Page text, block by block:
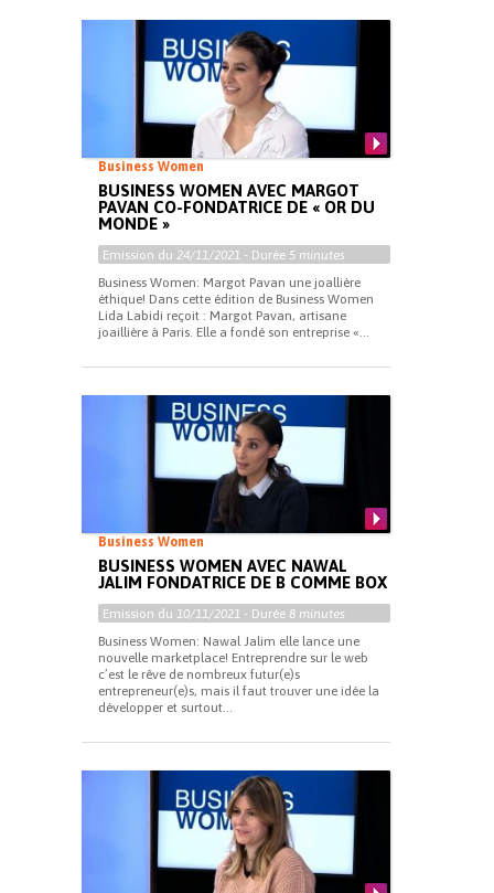
Business Women
BUSINESS WOMEN AVEC MARGOT
PAVAN CO-FONDATRICE DE « OR DU
MONDE »
Emission du 24/11/2021 - Durée 5 minutes
Business Women: Margot Pavan une joallière
éthique! Dans cette édition de Business Women
Lida Labidi reçoit : Margot Pavan, artisane
joaillière à Paris. Elle a fondé son entreprise «...
Business Women
BUSINESS WOMEN AVEC NAWAL
JALIM FONDATRICE DE B COMME BOX
Emission du 10/11/2021 - Durée 8 minutes
Business Women: Nawal Jalim elle lance une
nouvelle marketplace! Entreprendre sur le web
c’est le rêve de nombreux futur(e)s
entrepreneur(e)s, mais il faut trouver une idée la
développer et surtout...